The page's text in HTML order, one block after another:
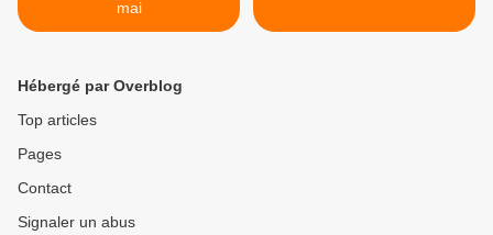
mai
Hébergé par Overblog
Top articles
Pages
Contact
Signaler un abus